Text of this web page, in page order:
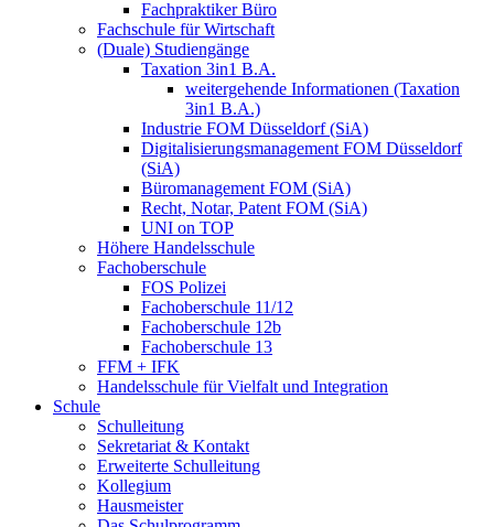
Fachpraktiker Büro
Fachschule für Wirtschaft
(Duale) Studiengänge
Taxation 3in1 B.A.
weitergehende Informationen (Taxation
3in1 B.A.)
Industrie FOM Düsseldorf (SiA)
Digitalisierungsmanagement FOM Düsseldorf
(SiA)
Büromanagement FOM (SiA)
Recht, Notar, Patent FOM (SiA)
UNI on TOP
Höhere Handelsschule
Fachoberschule
FOS Polizei
Fachoberschule 11/12
Fachoberschule 12b
Fachoberschule 13
FFM + IFK
Handelsschule für Vielfalt und Integration
Schule
Schulleitung
Sekretariat & Kontakt
Erweiterte Schulleitung
Kollegium
Hausmeister